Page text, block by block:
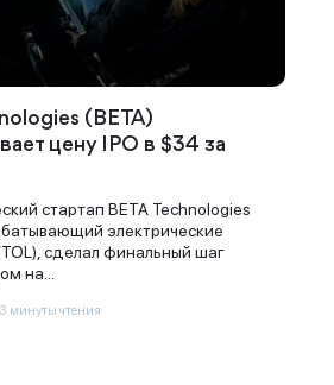
(BETA)
цену IPO в $34 за
стартап BETA Technologies
электрические
сделал финальный шаг
на...
минуты чтения